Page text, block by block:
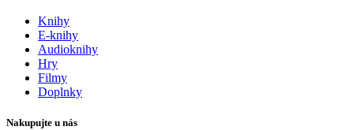
Knihy
E-knihy
Audioknihy
Hry
Filmy
Doplnky
Nakupujte u nás